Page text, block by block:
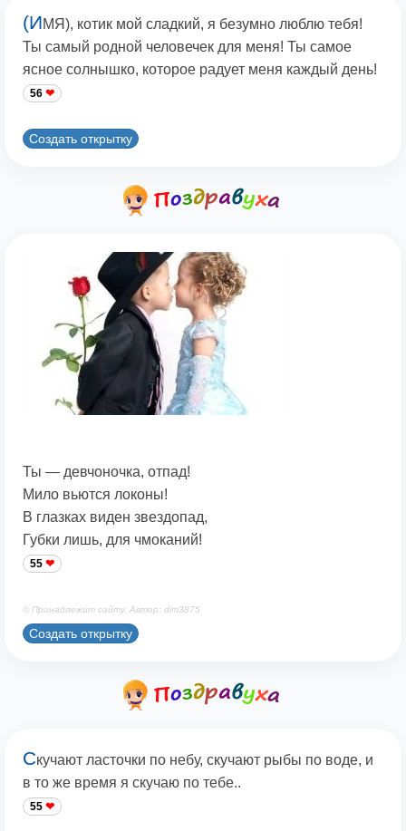
(ИМЯ), котик мой сладкий, я безумно люблю тебя!
Ты самый родной человечек для меня! Ты самое
ясное солнышко, которое радует меня каждый день!
56
Создать открытку
Ты — девчоночка, отпад!
Мило вьются локоны!
В глазках виден звездопад,
Губки лишь, для чмоканий!
55
© Принадлежит сайту. Автор: dim3875
Создать открытку
Скучают ласточки по небу, скучают рыбы по воде, и
в то же время я скучаю по тебе..
55